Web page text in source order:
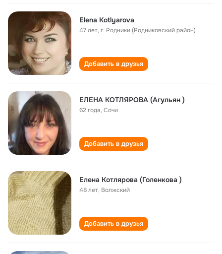
Elena Kotlyarova
47 лет,г. Родники (Родниковский район)
Добавить в друзья
ЕЛЕНА КОТЛЯРОВА (Агульян )
62 года,Сочи
Добавить в друзья
Елена Котлярова (Голенкова )
48 лет, Волжский
Добавить в друзья